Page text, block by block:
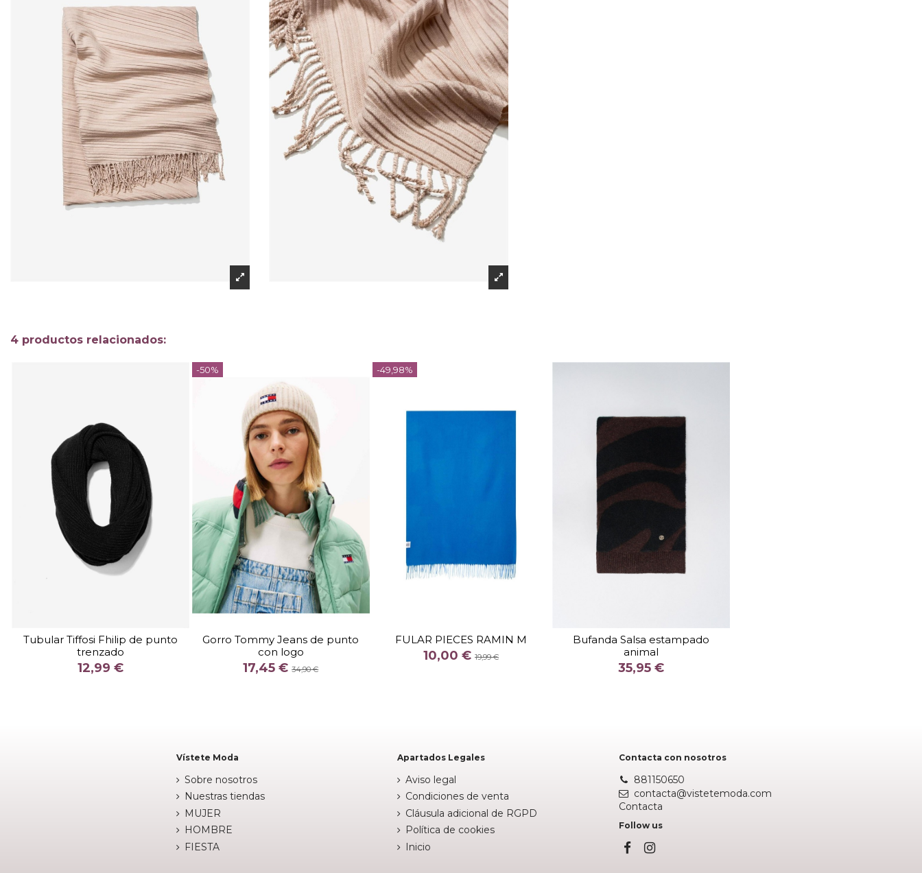
4 productos relacionados:
Tubular Tiffosi Fhilip de punto
trenzado
12,99 €
COLOR
NEGRO
GRIS
-50%
Gorro Tommy Jeans de punto
con logo
17,45 €34,90 €
COLOR
-49,98%
FULAR PIECES RAMIN M
10,00 € 19,99 €
COLOR
Bufanda Salsa estampado
animal
35,95 €
COLOR
MARRON
Vístete Moda
Sobre nosotros
Nuestras tiendas
MUJER
HOMBRE
FIESTA
Apartados Legales
Aviso legal
Condiciones de venta
Cláusula adicional de RGPD
Política de cookies
Inicio
Contacta con nosotros
881150650
contacta@vistetemoda.com
Contacta
Follow us